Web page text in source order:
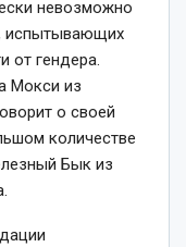
невозможно
испытывающих
от гендера.
Мокси из
о своей
количестве
Бык из